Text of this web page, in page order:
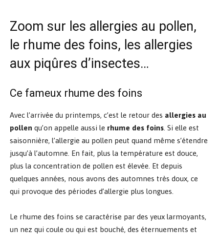
Zoom sur les allergies au pollen,
le rhume des foins, les allergies
aux piqûres d’insectes…
Ce fameux rhume des foins
Avec l’arrivée du printemps, c’est le retour des allergies au
pollen qu’on appelle aussi le rhume des foins . Si elle est
saisonnière, l’allergie au pollen peut quand même s’étendre
jusqu’à l’automne. En fait, plus la température est douce,
plus la concentration de pollen est élevée. Et depuis
quelques années, nous avons des automnes très doux, ce
qui provoque des périodes d’allergie plus longues.
Le rhume des foins se caractérise par des yeux larmoyants,
un nez qui coule ou qui est bouché, des éternuements et